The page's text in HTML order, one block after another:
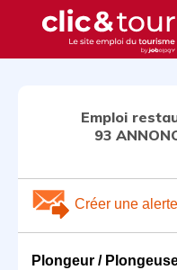
Emploi
93
Créer une
Plongeur /